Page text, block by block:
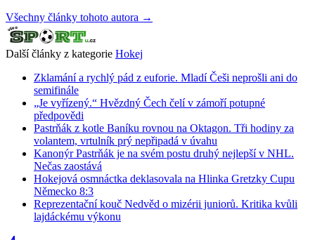
Všechny články tohoto autora →
Další články z kategorie Hokej
Zklamání a rychlý pád z euforie. Mladí Češi neprošli ani do
semifinále
„Je vyřízený.“ Hvězdný Čech čelí v zámoří potupné
předpovědi
Pastrňák z kotle Baníku rovnou na Oktagon. Tři hodiny za
volantem, vrtulník prý nepřipadá v úvahu
Kanonýr Pastrňák je na svém postu druhý nejlepší v NHL.
Nečas zaostává
Hokejová osmnáctka deklasovala na Hlinka Gretzky Cupu
Německo 8:3
Reprezentační kouč Nedvěd o mizérii juniorů. Kritika kvůli
lajdáckému výkonu